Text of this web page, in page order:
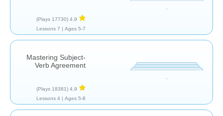
4,9
(17730 Plays)
Ages 5-7 |
7 Lessons
Mastering Subject-
Verb Agreement
4,9
(18381 Plays)
Ages 5-8 |
4 Lessons